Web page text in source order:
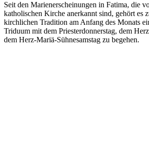
Seit den Marienerscheinungen in Fatima, die
katholischen Kirche anerkannt sind, gehört es
kirchlichen Tradition am Anfang des Monats
Triduum mit dem Priesterdonnerstag, dem
dem Herz-Mariä-Sühnesamstag zu begehen.